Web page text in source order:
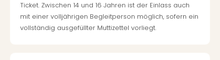
Ticket. Zwischen 14 und 16 Jahren ist der Einlass auch
mit einer volljährigen Begleitperson möglich, sofern ein
vollständig ausgefüllter Muttizettel vorliegt.